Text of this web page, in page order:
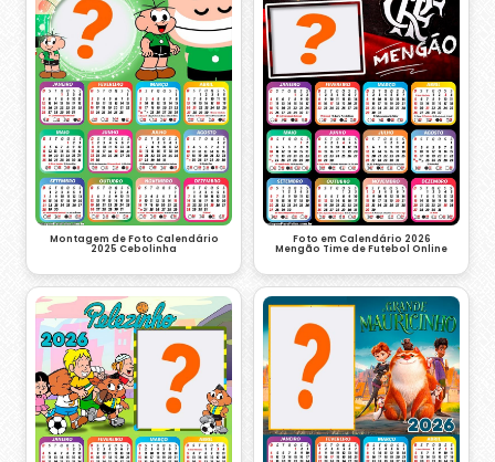
Montagem de Foto Calendário
2025 Cebolinha
Foto em Calendário 2026
Mengão Time de Futebol Online